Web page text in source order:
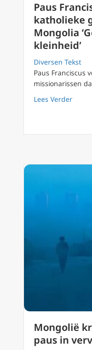
Paus
katholieke
Mongolia
kleinheid’
Diversen Tekst
Paus Franciscus
missionarissen
Lees Verderabout
Mongolië
paus in